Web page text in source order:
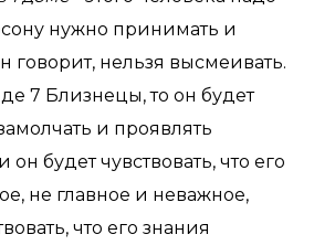
нужно принимать и
говорит, нельзя высмеивать.
7 Близнецы, то он будет
и проявлять
он будет чувствовать, что его
не главное и неважное,
что его знания